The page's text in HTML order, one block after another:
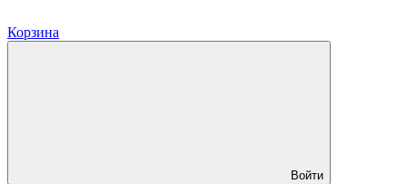
Корзина
Войти